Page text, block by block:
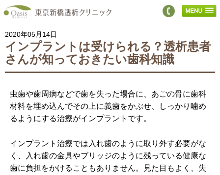
2020年05月14日
インプラントは受けられる？透析患者
さんが知っておきたい歯科知識
虫歯や歯周病などで歯を失った場合に、あごの骨に歯科
材料を埋め込んでその上に義歯をかぶせ、しっかり噛め
るようにする治療がインプラントです。
インプラント治療では入れ歯のように取り外す必要がな
く、入れ歯の金具やブリッジのように残っている健康な
歯に負担をかけることもありません。見た目もよく、失